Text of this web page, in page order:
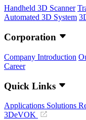
Handheld 3D Scanner
Automated 3D System
Corporation
Company Introduction
Career
Quick Links
Applications Solutions
3DeVOK